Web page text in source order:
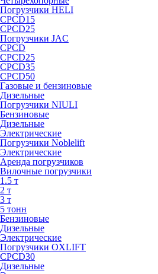
Погрузчики HELI
CPCD15
CPCD25
Погрузчики JAC
CPCD
CPCD25
CPCD35
CPCD50
Газовые и бензиновые
Дизельные
Погрузчики NIULI
Бензиновые
Дизельные
Электрические
Погрузчики Noblelift
Электрические
Аренда погрузчиков
Вилочные погрузчики
1.5 т
2 т
3 т
5 тонн
Бензиновые
Дизельные
Электрические
Погрузчики OXLIFT
CPCD30
Дизельные